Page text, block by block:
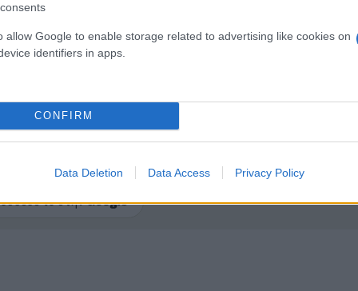
allow Google to enable storage related to advertising like cookies on
identifiers in apps.
CONFIRM
Data Deletion Data Access Privacy Policy
3️⃣ σε αρκετές περιοχές
pic.twitter.com/qO7TfOMuWy
GR (@GSCP_GR)June 21, 2024
Flash.grστην αναζήτηση τηςGoogle